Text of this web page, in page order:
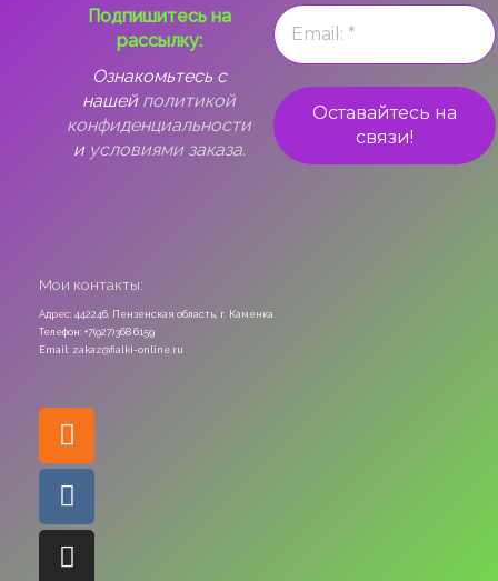
Подпишитесь на
рассылку:
Ознакомьтесь с
нашей политикой
конфиденциальности
и условиями заказа.
Мои контакты:
Адрес: 442246, Пензенская область, г. Каменка
Телефон: +7(927)368 6159
Email: zakaz@fialki-online.ru
Odnoklassniki
Vk
Instagram
Viber
Whatsapp